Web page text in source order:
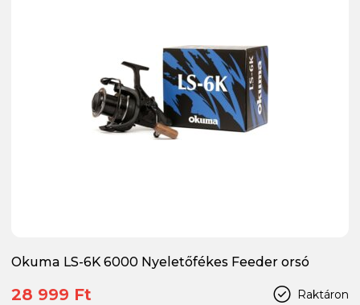
Okuma LS-6K 6000 Nyeletőfékes Feeder orsó
Raktáron
28 999 Ft